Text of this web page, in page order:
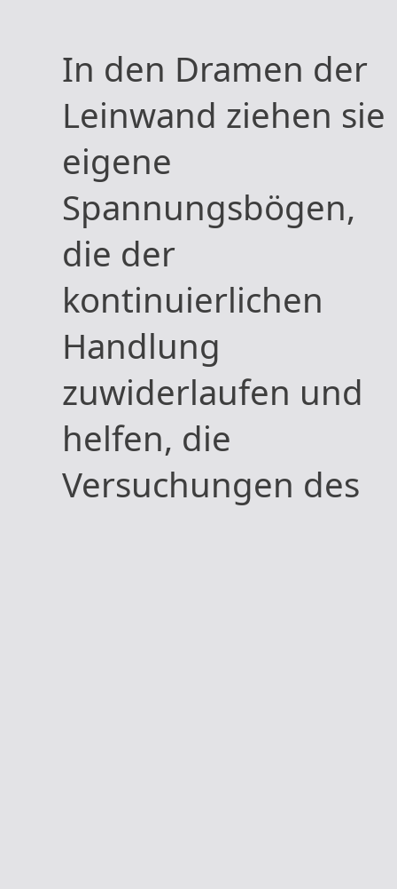
In den Dramen der
Leinwand ziehen sie
eigene
Spannungsbögen,
die der
kontinuierlichen
Handlung
zuwiderlaufen und
helfen, die
Versuchungen des